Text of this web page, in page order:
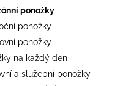
ponožky
ponožky
ponožky
na každý den
a služební ponožky
150 - HYBRIDNÍ FUNKČNÍ